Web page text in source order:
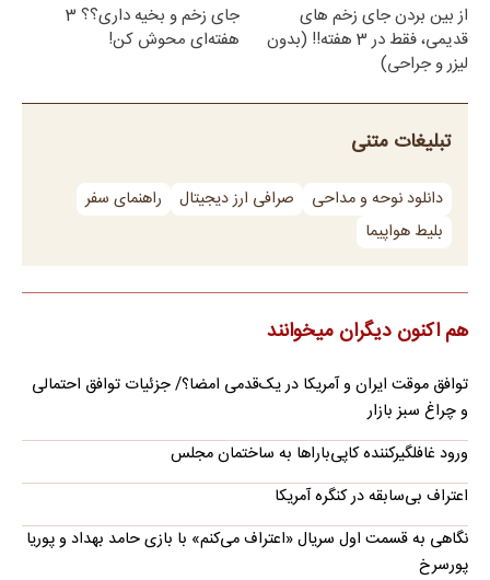
از بین بردن جای زخم های
قدیمی، فقط در 3 هفته!! (بدون
لیزر و جراحی)
جای زخم و بخیه داری؟؟ 3
هفته‌ای محوش کن!
تبلیغات متنی
دانلود نوحه و مداحی صرافی ارز دیجیتال
راهنمای سفر
بلیط هواپیما
هم اکنون دیگران میخوانند
توافق موقت ایران و آمریکا در یک‌قدمی امضا؟/ جزئیات توافق احتمالی
و چراغ سبز بازار
ورود غافلگیرکننده کاپی‌باراها به ساختمان مجلس
اعتراف بی‌سابقه در کنگره آمریکا
نگاهی به قسمت اول سریال «اعتراف می‌کنم» با بازی حامد بهداد و پوریا
پورسرخ